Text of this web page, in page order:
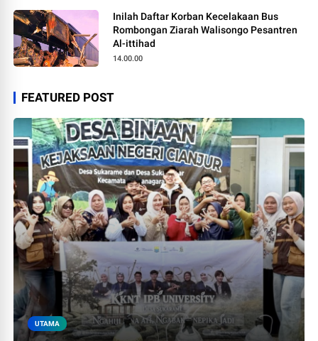
Inilah Daftar Korban Kecelakaan Bus
Rombongan Ziarah Walisongo Pesantren
Al-ittihad
14.00.00
FEATURED POST
UTAMA